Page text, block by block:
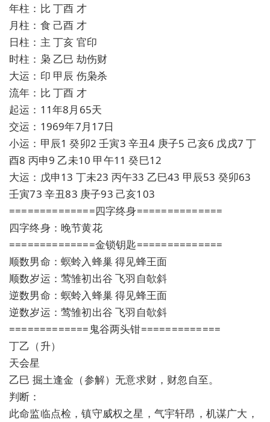
年柱：比 丁酉 才
月柱：食 己酉 才
日柱：主 丁亥 官印
时柱：枭 乙巳 劫伤财
大运：印 甲辰 伤枭杀
流年：比 丁酉 才
起运：11年8月65天
交运：1969年7月17日
小运：甲辰1 癸卯2 壬寅3 辛丑4 庚子5 己亥6 戊戌7 丁
酉8 丙申9 乙未10 甲午11 癸巳12
大运：戊申13 丁未23 丙午33 乙巳43 甲辰53 癸卯63
壬寅73 辛丑83 庚子93 己亥103
==============四字终身==============
四字终身：晚节黄花
==============金锁钥匙==============
顺数男命：螟蛉入蜂巢 得见蜂王面
顺数岁运：莺雏初出谷 飞羽自欹斜
逆数男命：螟蛉入蜂巢 得见蜂王面
逆数岁运：莺雏初出谷 飞羽自欹斜
=============鬼谷两头钳=============
丁乙（升）
天会星
乙巳 掘土逢金（参解）无意求财，财忽自至。
判断：
此命监临点检，镇守威权之星，气宇轩昂，机谋广大，